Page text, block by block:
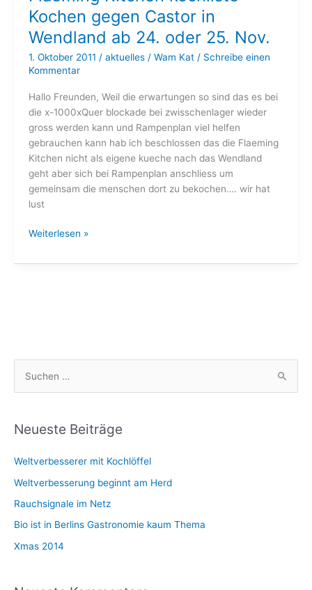
Wann
in
Wendland
bei
Castor!!!!
Kochen gegen Castor in
Wendland ab 24. oder 25. Nov.
1. Oktober 2011 / aktuelles/ Wam Kat / Schreibe einen
Kommentar
Hallo Freunden, Weil die erwartungen so sind das es bei
die x-1000xQuer blockade bei zwisschenlager wieder
gross werden kann und Rampenplan viel helfen
gebrauchen kann hab ich beschlossen das die Flaeming
Kitchen nicht als eigene kueche nach das Wendland
geht aber sich bei Rampenplan anschliess um
gemeinsam die menschen dort zu bekochen…. wir hat
lust
Flaeming
kochliste
24.
Weiterlesen »
h
n
n
a
Neueste Beiträge
Weltverbesserer mit Kochlöffel
Weltverbesserung beginnt am Herd
Rauchsignale im Netz
Bio ist in Berlins Gastronomie kaum Thema
Xmas 2014